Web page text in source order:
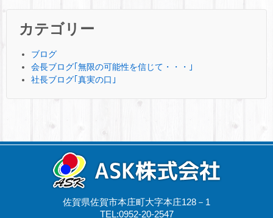
カテゴリー
ブログ
会長ブログ｢無限の可能性を信じて・・・｣
社長ブログ｢真実の口｣
佐賀県佐賀市本庄町大字本庄128－1
TEL:0952-20-2547